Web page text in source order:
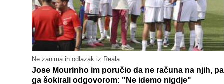
Ne zanima ih odlazak iz Reala
Jose Mourinho im poručio da ne računa na njih, pa
ga šokirali odgovorom: "Ne idemo nigdje"